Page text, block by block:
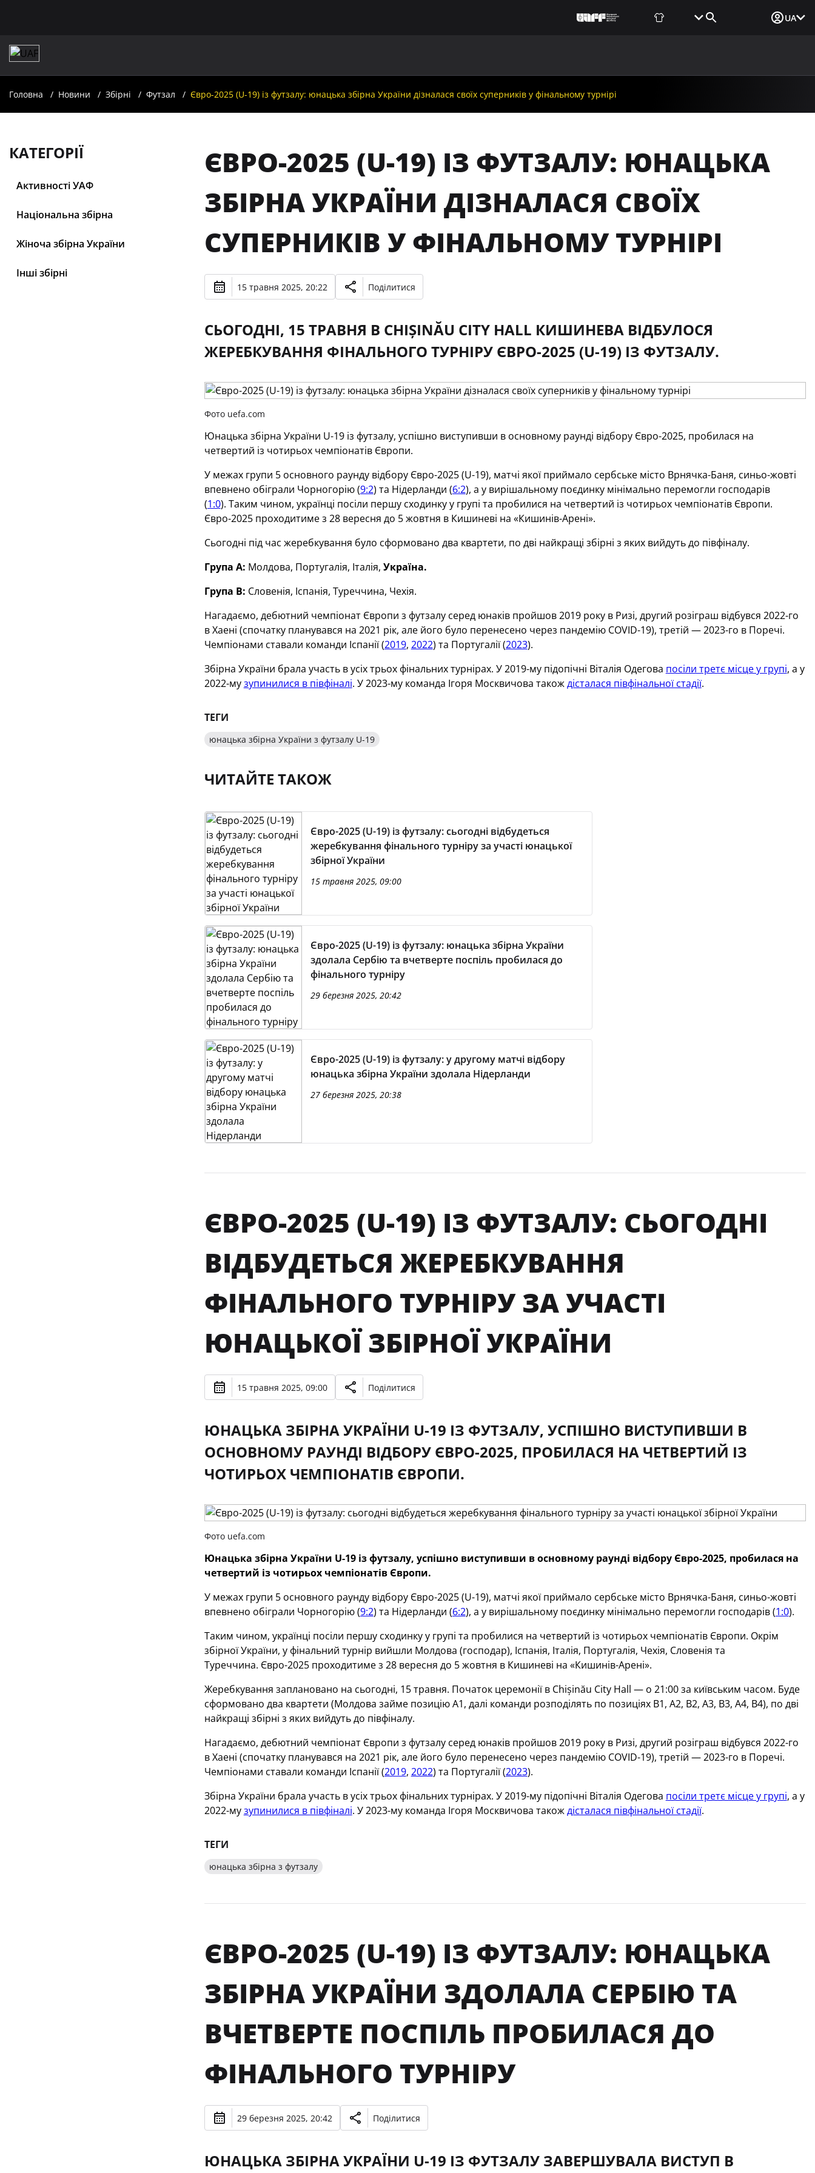
UA
Головна Новини Збірні Футзал Євро-2025 (U-19) із футзалу: юнацька збірна України дізналася своїх суперників у фінальному турнірі
КАТЕГОРІЇ
Активності УАФ
Національна збірна
Жіноча збірна України
Інші збірні
ЄВРО-2025 (U-19) ІЗ ФУТЗАЛУ: ЮНАЦЬКА
ЗБІРНА УКРАЇНИ ДІЗНАЛАСЯ СВОЇХ
СУПЕРНИКІВ У ФІНАЛЬНОМУ ТУРНІРІ
15 травня 2025, 20:22 Поділитися
СЬОГОДНІ, 15 ТРАВНЯ В CHIȘINĂU CITY HALL КИШИНЕВА ВІДБУЛОСЯ
ЖЕРЕБКУВАННЯ ФІНАЛЬНОГО ТУРНІРУ ЄВРО-2025 (U-19) ІЗ ФУТЗАЛУ.
Фото uefa.com
Юнацька збірна України U-19 із футзалу, успішно виступивши в основному раунді відбору Євро-2025, пробилася на
четвертий із чотирьох чемпіонатів Європи.
У межах групи 5 основного раунду відбору Євро-2025 (U-19), матчі якої приймало сербське місто Врнячка-Баня, синьо-жовті
впевнено обіграли Чорногорію (9:2) та Нідерланди (6:2), а у вирішальному поєдинку мінімально перемогли господарів
(1:0). Таким чином, українці посіли першу сходинку у групі та пробилися на четвертий із чотирьох чемпіонатів Європи.
Євро-2025 проходитиме з 28 вересня до 5 жовтня в Кишиневі на «Кишинів-Арені».
Сьогодні під час жеребкування було сформовано два квартети, по дві найкращі збірні з яких вийдуть до півфіналу.
Група А: Молдова, Португалія, Італія, Україна.
Група В: Словенія, Іспанія, Туреччина, Чехія.
Нагадаємо, дебютний чемпіонат Європи з футзалу серед юнаків пройшов 2019 року в Ризі, другий розіграш відбувся 2022-го
в Хаені (спочатку планувався на 2021 рік, але його було перенесено через пандемію COVID-19), третій — 2023-го в Поречі.
Чемпіонами ставали команди Іспанії (2019, 2022) та Португалії (2023).
Збірна України брала участь в усіх трьох фінальних турнірах. У 2019-му підопічні Віталія Одегова посіли третє місце у групі, а у
2022-музупинилися в півфіналі. У 2023-му команда Ігоря Москвичова такождісталася півфінальної стадії.
ТЕГИ
юнацька збірна України з футзалу U-19
ЧИТАЙТЕ ТАКОЖ
Євро-2025 (U-19) із футзалу: cьогодні відбудеться
жеребкування фінального турніру за участі юнацької
збірної України
15 травня 2025, 09:00
Євро-2025 (U-19) із футзалу: юнацька збірна України
здолала Сербію та вчетверте поспіль пробилася до
фінального турніру
29 березня 2025, 20:42
Євро-2025 (U-19) із футзалу: у другому матчі відбору
юнацька збірна України здолала Нідерланди
27 березня 2025, 20:38
ЄВРО-2025 (U-19) ІЗ ФУТЗАЛУ: CЬОГОДНІ
ВІДБУДЕТЬСЯ ЖЕРЕБКУВАННЯ
ФІНАЛЬНОГО ТУРНІРУ ЗА УЧАСТІ
ЮНАЦЬКОЇ ЗБІРНОЇ УКРАЇНИ
15 травня 2025, 09:00 Поділитися
ЮНАЦЬКА ЗБІРНА УКРАЇНИ U-19 ІЗ ФУТЗАЛУ, УСПІШНО ВИСТУПИВШИ В
ОСНОВНОМУ РАУНДІ ВІДБОРУ ЄВРО-2025, ПРОБИЛАСЯ НА ЧЕТВЕРТИЙ ІЗ
ЧОТИРЬОХ ЧЕМПІОНАТІВ ЄВРОПИ.
Фото uefa.com
Юнацька збірна України U-19 із футзалу, успішно виступивши в основному раунді відбору Євро-2025, пробилася на
четвертий із чотирьох чемпіонатів Європи.
У межах групи 5 основного раунду відбору Євро-2025 (U-19), матчі якої приймало сербське місто Врнячка-Баня, синьо-жовті
впевнено обіграли Чорногорію (9:2) та Нідерланди (6:2), а у вирішальному поєдинку мінімально перемогли господарів (1:0).
Таким чином, українці посіли першу сходинку у групі та пробилися на четвертий із чотирьох чемпіонатів Європи. Окрім
збірної України, у фінальний турнір вийшли Молдова (господар), Іспанія, Італія, Португалія, Чехія, Словенія та
Туреччина. Євро-2025 проходитиме з 28 вересня до 5 жовтня в Кишиневі на «Кишинів-Арені».
Жеребкування заплановано на сьогодні, 15 травня. Початок церемонії в Chișinău City Hall — о 21:00 за київським часом. Буде
сформовано два квартети (Молдова займе позицію А1, далі команди розподілять по позиціях В1, А2, В2, А3, В3, А4, В4), по дві
найкращі збірні з яких вийдуть до півфіналу.
Нагадаємо, дебютний чемпіонат Європи з футзалу серед юнаків пройшов 2019 року в Ризі, другий розіграш відбувся 2022-го
в Хаені (спочатку планувався на 2021 рік, але його було перенесено через пандемію COVID-19), третій — 2023-го в Поречі.
Чемпіонами ставали команди Іспанії (2019, 2022) та Португалії (2023).
Збірна України брала участь в усіх трьох фінальних турнірах. У 2019-му підопічні Віталія Одегова посіли третє місце у групі, а у
2022-музупинилися в півфіналі. У 2023-му команда Ігоря Москвичова такождісталася півфінальної стадії.
ТЕГИ
юнацька збірна з футзалу
ЄВРО-2025 (U-19) ІЗ ФУТЗАЛУ: ЮНАЦЬКА
ЗБІРНА УКРАЇНИ ЗДОЛАЛА СЕРБІЮ ТА
ВЧЕТВЕРТЕ ПОСПІЛЬ ПРОБИЛАСЯ ДО
ФІНАЛЬНОГО ТУРНІРУ
29 березня 2025, 20:42 Поділитися
ЮНАЦЬКА ЗБІРНА УКРАЇНИ U-19 ІЗ ФУТЗАЛУ ЗАВЕРШУВАЛА ВИСТУП В